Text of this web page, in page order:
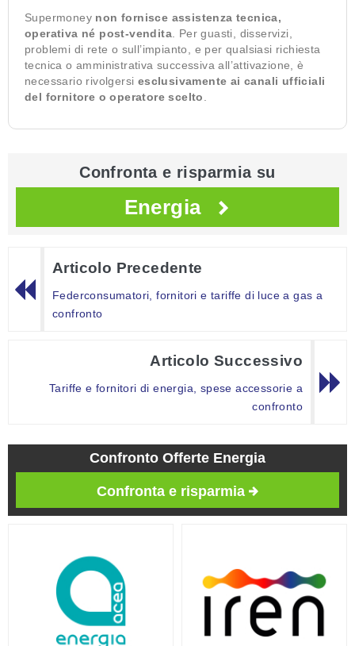
Supermoney non fornisce assistenza tecnica,
operativa né post-vendita . Per guasti, disservizi,
problemi di rete o sull’impianto, e per qualsiasi richiesta
tecnica o amministrativa successiva all’attivazione, è
necessario rivolgersi esclusivamente ai canali ufficiali
del fornitore o operatore scelto
Confronta e risparmia su
Energia
Articolo Precedente
Federconsumatori, fornitori e tariffe di luce a gas a
confronto
Articolo Successivo
Tariffe e fornitori di energia, spese accessorie a
confronto
Confronto Offerte Energia
Confronta e risparmia